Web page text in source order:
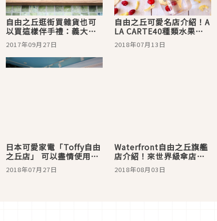
自由之丘逛街買雜貨也可
以買這樣伴手禮：義大利
餅乾專賣店チャルダ
2017年09月27日
自由之丘可愛名店介紹！A
LA CARTE40種類水果乾
隨你挑！
2018年07月13日
日本可愛家電「Toffy自由
之丘店」 可以盡情使用烤
麵包神器的咖啡廳
2018年07月27日
Waterfront自由之丘旗艦
店介紹！來世界級傘店挑
把可愛實用的傘吧！
2018年08月03日